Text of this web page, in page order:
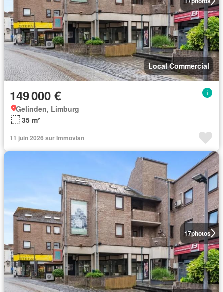
Local Commercial
149 000 €
Gelinden, Limburg
35 m²
11 juin 2026 sur Immovlan
17photos